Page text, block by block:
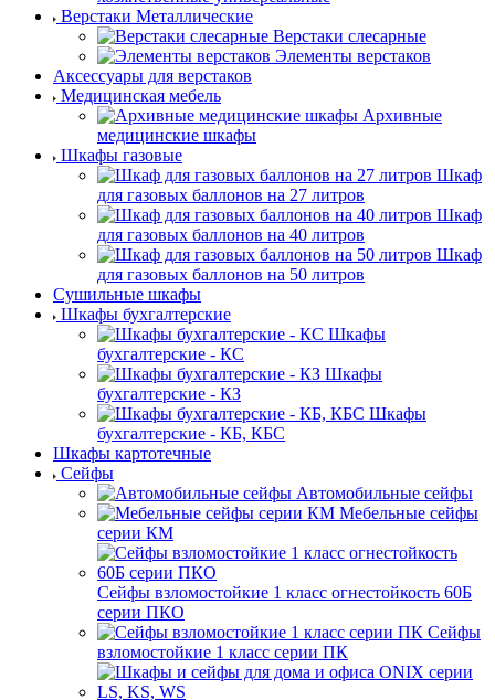
Верстаки Металлические
Верстаки слесарные
Элементы верстаков
Аксессуары для верстаков
Медицинская мебель
Архивные
медицинские шкафы
Шкафы газовые
Шкаф
для газовых баллонов на 27 литров
Шкаф
для газовых баллонов на 40 литров
Шкаф
для газовых баллонов на 50 литров
Сушильные шкафы
Шкафы бухгалтерские
Шкафы
бухгалтерские - КС
Шкафы
бухгалтерские - КЗ
Шкафы
бухгалтерские - КБ, КБС
Шкафы картотечные
Сейфы
Автомобильные сейфы
Мебельные сейфы
серии КМ
Сейфы взломостойкие 1 класс огнестойкость 60Б
серии ПКО
Сейфы
взломостойкие 1 класс серии ПК